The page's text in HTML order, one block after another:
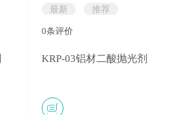
最新 推荐
0条评价
KRP-03铝材二酸抛光剂